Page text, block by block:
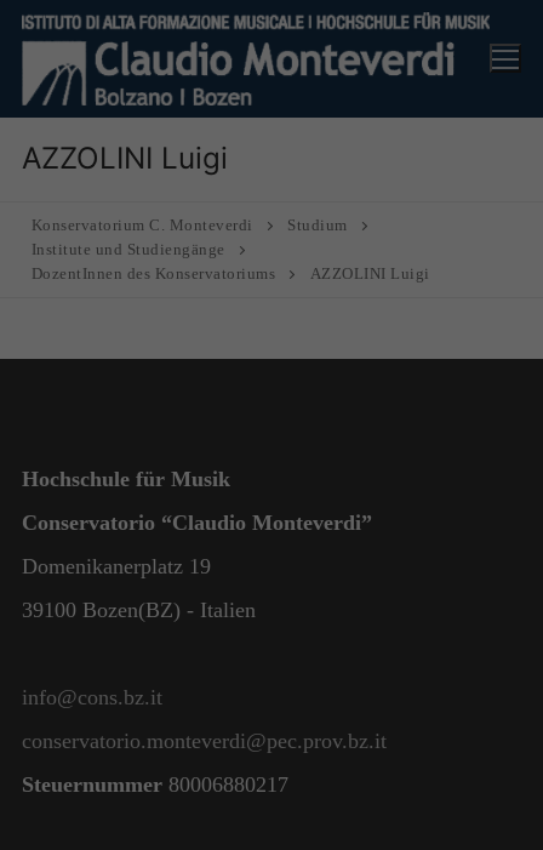
Skip
content
AZZOLINI Luigi
Konservatorium C. Monteverdi
Studium
Institute und Studiengänge
DozentInnen des Konservatoriums
AZZOLINI Luigi
Hochschule für Musik
Conservatorio “Claudio Monteverdi”
Domenikanerplatz 19
39100 Bozen(BZ) - Italien
info@cons.bz.it
conservatorio.monteverdi@pec.prov.bz.it
Steuernummer 80006880217